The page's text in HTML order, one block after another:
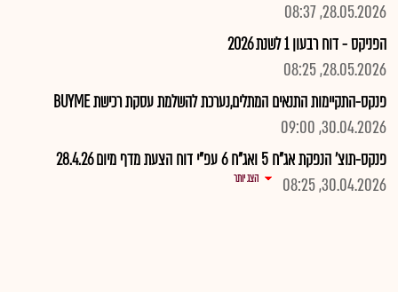
28.05.2026, 08:37
הפניקס - דוח רבעון 1 לשנת 2026
28.05.2026, 08:25
פנקס-התקיימות התנאים המתלים,נערכת להשלמת עסקת רכישת BUYME
30.04.2026, 09:00
פנקס-תוצ' הנפקת אג"ח 5 ואג"ח 6 עפ"י דוח הצעת מדף מיום 28.4.26
30.04.2026, 08:25
הצג יותר